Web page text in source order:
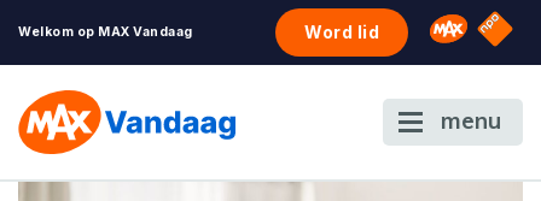
Welkom op MAX Vandaag Word lid Omroep
NPO
menu